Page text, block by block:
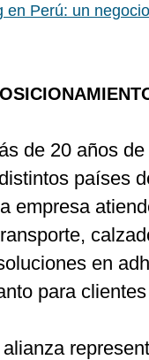
en Perú: un
de 20 años
países
empresa
en
para clientes